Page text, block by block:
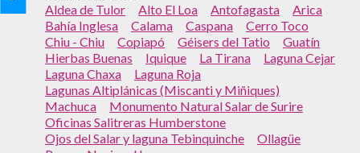
Aldea de Tulor Alto El Loa Antofagasta
Arica
Bahía Inglesa
Calama Caspana
Cerro Toco
Chiu - Chiu
Copiapó Géisers del Tatio
Guatín
Hierbas Buenas
Iquique La Tirana
Laguna Cejar
Laguna Chaxa
Laguna Roja
Lagunas Altiplánicas (Miscanti y Miñiques)
Machuca
Monumento Natural Salar de Surire
Oficinas Salitreras Humberstone
Ojos del Salar y laguna Tebinquinche
Ollagüe